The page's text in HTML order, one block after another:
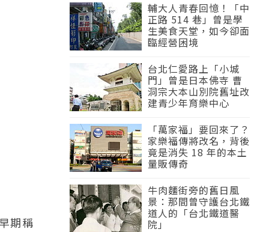
期稱
輔大人青春回憶！「中
正路 514 巷」曾是學
生美食天堂，如今卻面
臨經營困境
台北仁愛路上「小城
門」曾是日本佛寺 曹
洞宗大本山別院舊址改
建青少年育樂中心
「萬家福」要回來了？
家樂福傳將改名，背後
竟是消失 18 年的本土
量販傳奇
牛肉麵街旁的舊日風
景：那間曾守護台北鐵
道人的「台北鐵道醫
院」